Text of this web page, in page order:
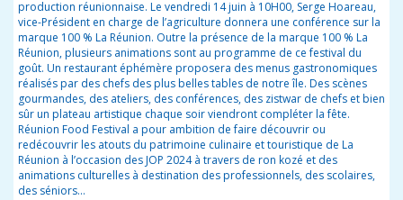
production réunionnaise. Le vendredi 14 juin à 10H00, Serge Hoareau,
vice-Président en charge de l’agriculture donnera une conférence sur la
marque 100 % La Réunion. Outre la présence de la marque 100 % La
Réunion, plusieurs animations sont au programme de ce festival du
goût. Un restaurant éphémère proposera des menus gastronomiques
réalisés par des chefs des plus belles tables de notre île. Des scènes
gourmandes, des ateliers, des conférences, des zistwar de chefs et bien
sûr un plateau artistique chaque soir viendront compléter la fête.
Réunion Food Festival a pour ambition de faire découvrir ou
redécouvrir les atouts du patrimoine culinaire et touristique de La
Réunion à l’occasion des JOP 2024 à travers de ron kozé et des
animations culturelles à destination des professionnels, des scolaires,
des séniors…